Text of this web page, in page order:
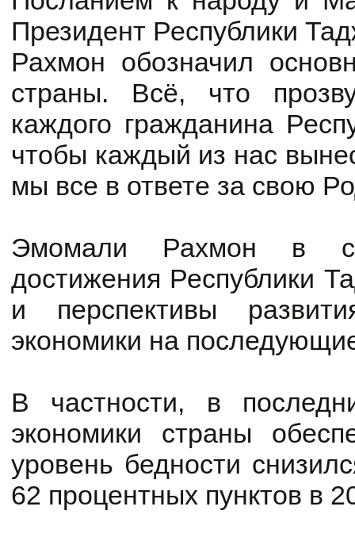
Президент Республики
Рахмон обозначил
страны. Всё, что
каждого гражданина
чтобы каждый из нас
мы все в ответе за свою
Эмомали Рахмон в
достижения Республики
и перспективы
экономики на
В частности, в
экономики страны
уровень бедности
62 процентных пунктов в